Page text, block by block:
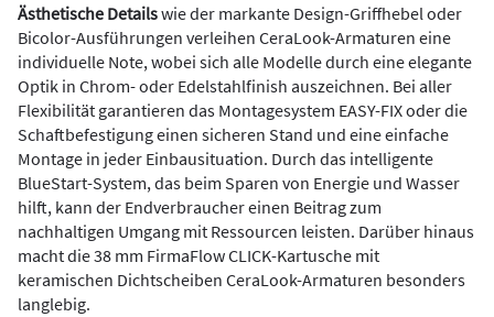
Ästhetische Detailswie der markante Design-Griffhebel oder
Bicolor-Ausführungen verleihen CeraLook-Armaturen eine
individuelle Note, wobei sich alle Modelle durch eine elegante
Optik in Chrom- oder Edelstahlfinish auszeichnen. Bei aller
Flexibilität garantieren das Montagesystem EASY-FIX oder die
Schaftbefestigung einen sicheren Stand und eine einfache
Montage in jeder Einbausituation. Durch das intelligente
BlueStart-System, das beim Sparen von Energie und Wasser
hilft, kann der Endverbraucher einen Beitrag zum
nachhaltigen Umgang mit Ressourcen leisten. Darüber hinaus
macht die 38 mm FirmaFlow CLICK-Kartusche mit
keramischen Dichtscheiben CeraLook-Armaturen besonders
langlebig.